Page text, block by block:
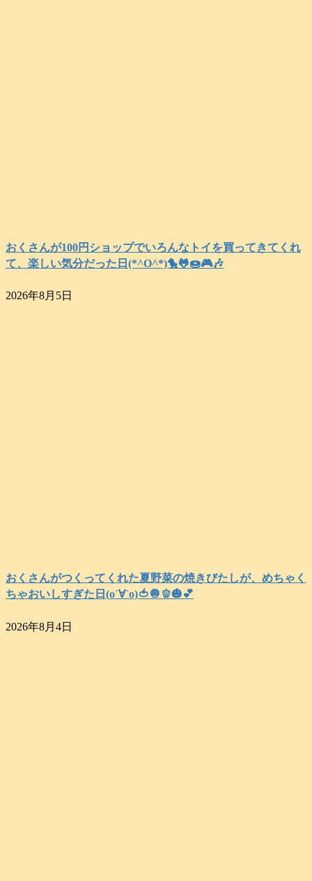
おくさんが100円ショップでいろんなトイを買ってきてくれ
て、楽しい気分だった日(*^O^*)🐤🐸🍩🎮️🎶
2026年8月5日
おくさんがつくってくれた夏野菜の焼きびたしが、めちゃく
ちゃおいしすぎた日(о´∀`о)🍅🧅🫑🎃💕
2026年8月4日